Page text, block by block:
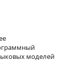
моделей